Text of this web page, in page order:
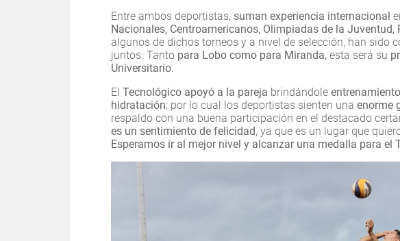
Entre ambos deportistas, suman experiencia internacional
Nacionales, Centroamericanos, Olimpiadas de la Juventud,
algunos de dichos torneos y a nivel de selección, han sido
juntos. Tanto para Lobo como para Miranda, esta será su
Universitario.
El Tecnológico apoyó a la pareja brindándole
hidratación; por lo cual los deportistas sienten una enorme
respaldo con una buena participación en el destacado
es un sentimiento de felicidad, ya que es un lugar que
Esperamos ir al mejor nivel y alcanzar una medalla para el